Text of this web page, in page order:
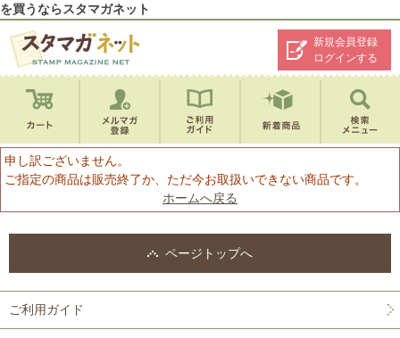
を買うならスタマガネット
新規会員登録
ログインする
申し訳ございません。
ご指定の商品は販売終了か、ただ今お取扱いできない商品です。
ホームへ戻る
ページトップへ
ご利用ガイド